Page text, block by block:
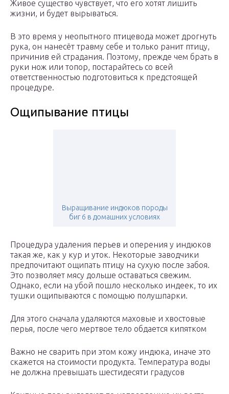
Живое существо чувствует, что его хотят лишить
жизни, и будет вырываться.
В это время у неопытного птицевода может дрогнуть
рука, он нанесёт травму себе и только ранит птицу,
причинив ей страдания. Поэтому, прежде чем брать в
руки нож или топор, постарайтесь со всей
ответственностью подготовиться к предстоящей
процедуре.
Ощипывание птицы
Выращивание индюков породы
биг 6 в домашних условиях
Процедура удаления перьев и оперения у индюков
такая же, как у кур и уток. Некоторые заводчики
предпочитают ощипать птицу на сухую после забоя.
Это позволяет мясу дольше оставаться свежим.
Однако, если на убой пошло несколько индеек, то их
тушки ощипываются с помощью полушпарки.
Для этого сначала удаляются маховые и хвостовые
перья, после чего мертвое тело обдается кипятком
Важно не сварить при этом кожу индюка, иначе это
скажется на стоимости продукта. Температура воды
не должна превышать шестидесяти градусов